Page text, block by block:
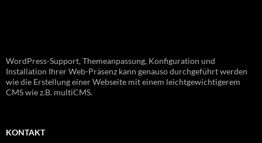
WordPress-Support, Themeanpassung, Konfiguration und
Installation Ihrer Web-Präsenz kann genauso durchgeführt werden
wie die Erstellung einer Webseite mit einem leichtgewichtigerem
CMS wie z.B. multiCMS.
KONTAKT